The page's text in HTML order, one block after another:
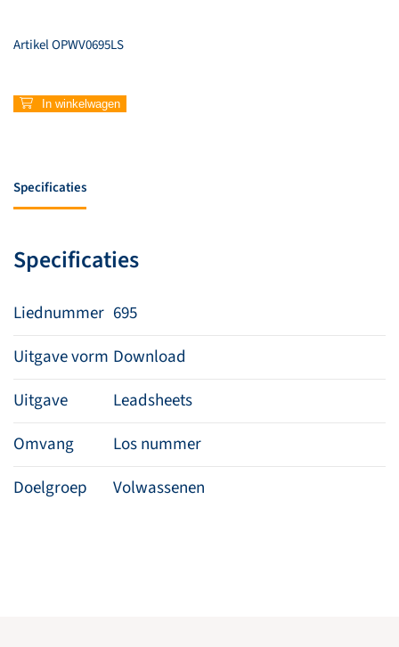
ArtikelOPWV0695LS
695
–
onder
Heer
aantal
In winkelwagen
Specificaties
Specificaties
Liednummer 695
Uitgave vorm Download
Uitgave
Leadsheets
Omvang
Los nummer
Doelgroep
Volwassenen